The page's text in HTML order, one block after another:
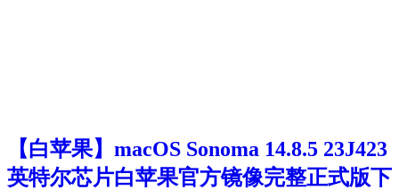
【白苹果】macOS Sonoma 14.8.5 23J423
英特尔芯片白苹果官方镜像完整正式版下